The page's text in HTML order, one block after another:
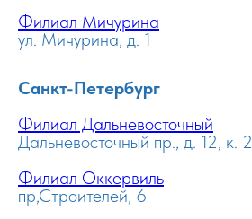
Филиал Мичурина
ул. Мичурина, д. 1
Санкт-Петербург
Филиал Дальневосточный
Дальневосточный пр., д. 12, к. 2
Филиал Оккервиль
пр,Строителей, 6